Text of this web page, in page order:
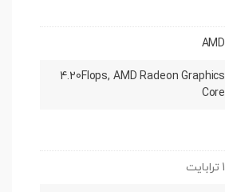
AMD
4.20Flops, AMD Radeon Graphics
Core
1 ترابایت